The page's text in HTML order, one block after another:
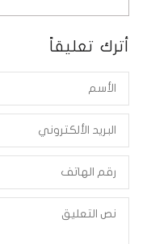
أترك تعليقاً